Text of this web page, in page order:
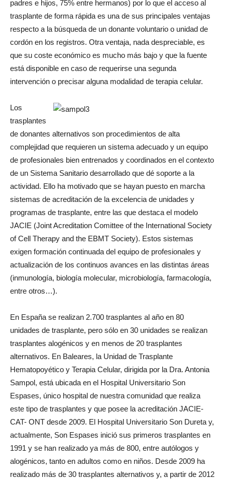
padres e hijos, 75% entre hermanos) por lo que el acceso al
trasplante de forma rápida es una de sus principales ventajas
respecto a la búsqueda de un donante voluntario o unidad de
cordón en los registros. Otra ventaja, nada despreciable, es
que su coste económico es mucho más bajo y que la fuente
está disponible en caso de requerirse una segunda
intervención o precisar alguna modalidad de terapia celular.
Los
trasplantes
de donantes alternativos son procedimientos de alta
complejidad que requieren un sistema adecuado y un equipo
de profesionales bien entrenados y coordinados en el contexto
de un Sistema Sanitario desarrollado que dé soporte a la
actividad. Ello ha motivado que se hayan puesto en marcha
sistemas de acreditación de la excelencia de unidades y
programas de trasplante, entre las que destaca el modelo
JACIE (Joint Acreditation Comittee of the International Society
of Cell Therapy and the EBMT Society). Estos sistemas
exigen formación continuada del equipo de profesionales y
actualización de los continuos avances en las distintas áreas
(inmunología, biología molecular, microbiología, farmacología,
entre otros…).
En España se realizan 2.700 trasplantes al año en 80
unidades de trasplante, pero sólo en 30 unidades se realizan
trasplantes alogénicos y en menos de 20 trasplantes
alternativos. En Baleares, la Unidad de Trasplante
Hematopoyético y Terapia Celular, dirigida por la Dra. Antonia
Sampol, está ubicada en el Hospital Universitario Son
Espases, único hospital de nuestra comunidad que realiza
este tipo de trasplantes y que posee la acreditación JACIE-
CAT- ONT desde 2009. El Hospital Universitario Son Dureta y,
actualmente, Son Espases inició sus primeros trasplantes en
1991 y se han realizado ya más de 800, entre autólogos y
alogénicos, tanto en adultos como en niños. Desde 2009 ha
realizado más de 30 trasplantes alternativos y, a partir de 2012